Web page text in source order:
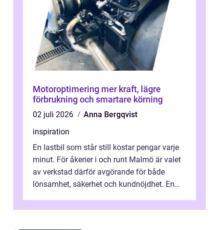
Motoroptimering mer kraft, lägre
förbrukning och smartare körning
02 juli 2026
Anna Bergqvist
inspiration
En lastbil som står still kostar pengar varje
minut. För åkerier i och runt Malmö är valet
av verkstad därför avgörande för både
lönsamhet, säkerhet och kundnöjdhet. En